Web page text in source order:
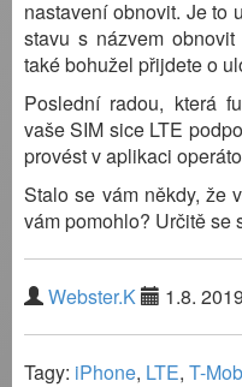
nastavení obnovit. Je to
stavu s názvem
také bohužel přijdete o
Poslední radou, která
vaše SIM sice LTE
provést v aplikaci
Stalo se vám někdy, že
vám pomohlo? Určitě se
Webster.K 1.8. 2019
Tagy: iPhone, LTE, T-